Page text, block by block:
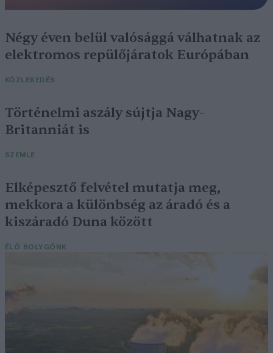
Négy éven belül valósággá válhatnak az
elektromos repülőjáratok Európában
KÖZLEKEDÉS
Történelmi aszály sújtja Nagy-
Britanniát is
SZEMLE
Elképesztő felvétel mutatja meg,
mekkora a különbség az áradó és a
kiszáradó Duna között
ÉLŐ BOLYGÓNK